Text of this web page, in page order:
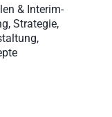
& Interim-
Strategie,